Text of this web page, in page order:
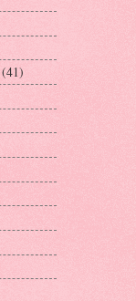
(41)